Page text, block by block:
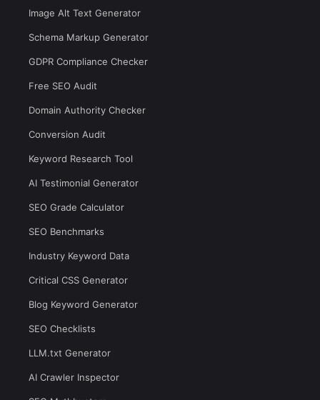
Image Alt Text Generator
Schema Markup Generator
GDPR Compliance Checker
Free SEO Audit
Domain Authority Checker
Conversion Audit
Keyword Research Tool
AI Testimonial Generator
SEO Grade Calculator
SEO Benchmarks
Industry Keyword Data
Critical CSS Generator
Blog Keyword Generator
SEO Checklists
LLM.txt Generator
AI Crawler Inspector